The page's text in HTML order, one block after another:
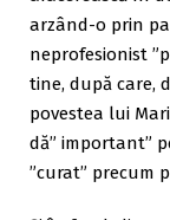
arzând-o prin
neprofesionist
tine, după care,
povestea lui
dă” important”
”curat” precum